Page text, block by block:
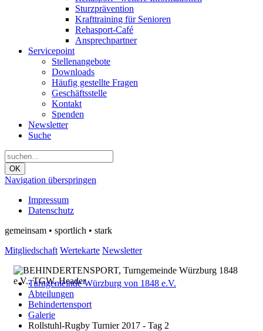
Sturzprävention
Krafttraining für Senioren
Rehasport-Café
Ansprechpartner
Servicepoint
Stellenangebote
Downloads
Häufig gestellte Fragen
Geschäftsstelle
Kontakt
Spenden
Newsletter
Suche
OK
Navigation überspringen
Impressum
Datenschutz
gemeinsam • sportlich • stark
Mitgliedschaft Wertekarte Newsletter
Turngemeinde Würzburg von 1848 e.V.
Abteilungen
Behindertensport
Galerie
Rollstuhl-Rugby Turnier 2017 - Tag 2